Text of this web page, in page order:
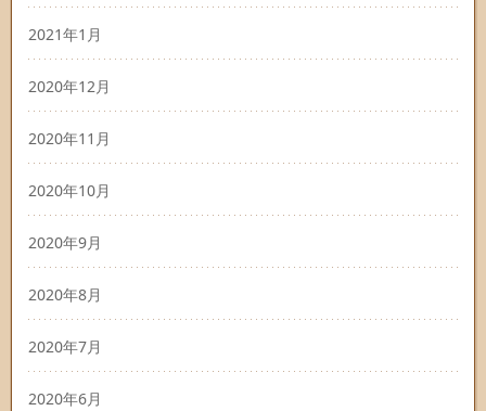
2021年1月
2020年12月
2020年11月
2020年10月
2020年9月
2020年8月
2020年7月
2020年6月